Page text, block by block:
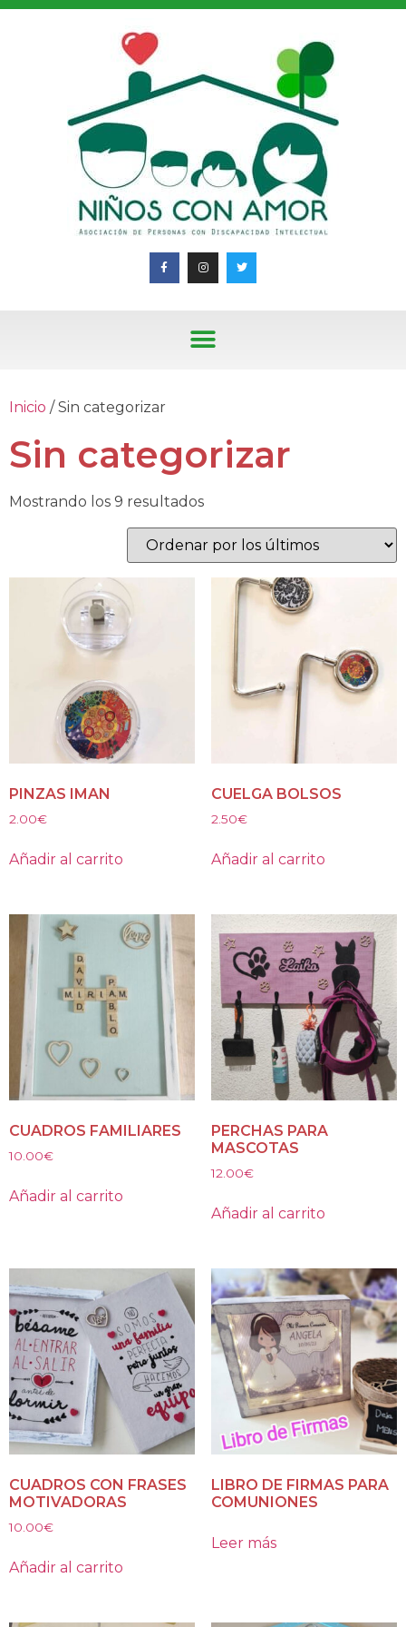
Inicio / Sin categorizar
Sin categorizar
Mostrando los 9 resultados
PINZAS IMAN
2.00€
Añadir al carrito
CUELGA BOLSOS
2.50€
Añadir al carrito
CUADROS FAMILIARES
10.00€
Añadir al carrito
PERCHAS PARA
MASCOTAS
12.00€
Añadir al carrito
CUADROS CON FRASES
MOTIVADORAS
10.00€
Añadir al carrito
LIBRO DE FIRMAS PARA
COMUNIONES
Leer más